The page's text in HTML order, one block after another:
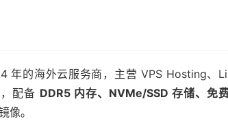
年的海外云服务商，主营 VPS Hosting、
，配备 DDR5 内存、NVMe/SSD 存储、免
像。